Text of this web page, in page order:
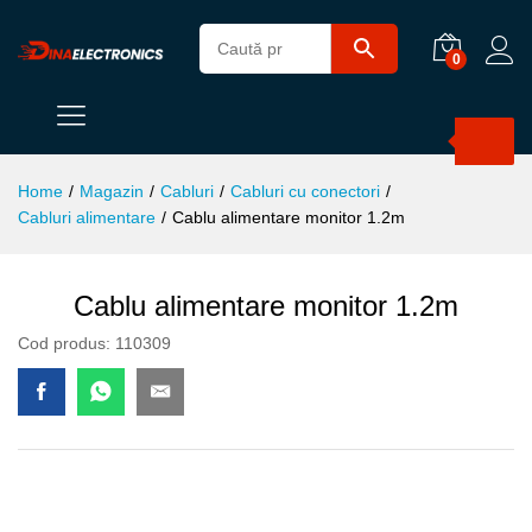
0
Home / Magazin / Cabluri / Cabluri cu conectori /
Cabluri alimentare / Cablu alimentare monitor 1.2m
Cablu alimentare monitor 1.2m
Cod produs: 110309